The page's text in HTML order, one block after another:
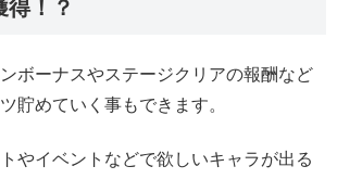
得！？
ボーナスやステージクリアの報酬など
貯めていく事もできます。
やイベントなどで欲しいキャラが出る